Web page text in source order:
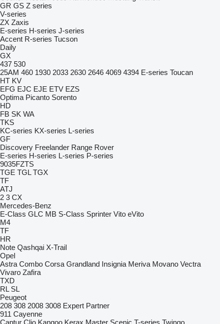
GR GS Z series
V-series
ZX Zaxis
E-series H-series J-series
Accent R-series Tucson
Daily
GX
437 530
25AM 460 1930 2033 2630 2646 4069 4394 E-series Toucan
HT KV
EFG EJC EJE ETV EZS
Optima Picanto Sorento
HD
FB SK WA
TKS
KC-series KX-series L-series
GF
Discovery Freelander Range Rover
E-series H-series L-series P-series
9035FZTS
TGE TGL TGX
TF
ATJ
2 3 CX
Mercedes-Benz
E-Class GLC MB S-Class Sprinter Vito eVito
M4
TF
HR
Note Qashqai X-Trail
Opel
Astra Combo Corsa Grandland Insignia Meriva Movano Vectra
Vivaro Zafira
TXD
RL SL
Peugeot
208 308 2008 3008 Expert Partner
911 Cayenne
Captur Clio Kangoo Kerax Master Scenic T-series Twingo